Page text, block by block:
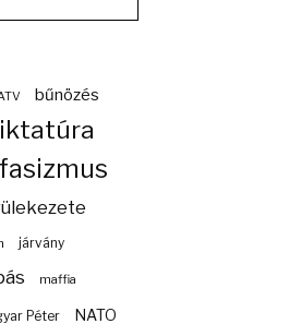
bűnözés
fasizmus
járvány
maffia
Péter NATO